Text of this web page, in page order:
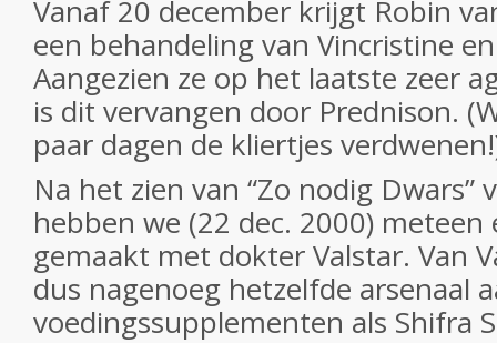
Vanaf 20 december krijgt Robin
een behandeling van Vincristine
Aangezien ze op het laatste zeer
is dit vervangen door Prednison.
paar dagen de kliertjes
Na het zien van “Zo nodig Dwars”
hebben we (22 dec. 2000) meteen
gemaakt met dokter Valstar. Van
dus nagenoeg hetzelfde arsenaal
voedingssupplementen als Shifra